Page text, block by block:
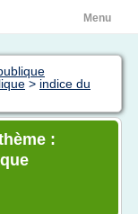
Menu
> indice du
: